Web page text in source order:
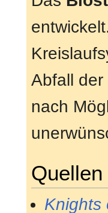
Abfall
nach
Quellen
Knights